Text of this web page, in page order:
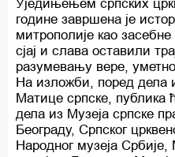
Уједињењем српских
године завршена је
митрополије као
сјај и слава оставили
разумевању вере,
На изложби, поред дела
Матице српске, публика
дела из Музеја српске
Београду, Српског
Народног музеја Србије,